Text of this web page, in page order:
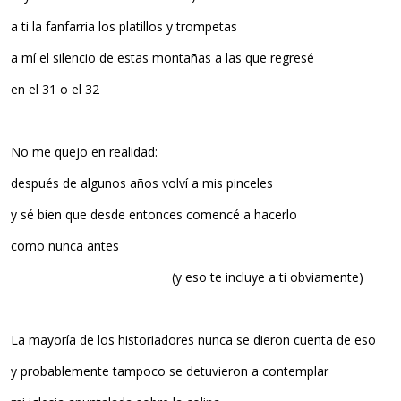
a ti la fanfarria los platillos y trompetas
a mí el silencio de estas montañas a las que regresé
en el 31 o el 32
No me quejo en realidad:
después de algunos años volví a mis pinceles
y sé bien que desde entonces comencé a hacerlo
como nunca antes
(y eso te incluye a ti obviamente)
La mayoría de los historiadores nunca se dieron cuenta de eso
y probablemente tampoco se detuvieron a contemplar